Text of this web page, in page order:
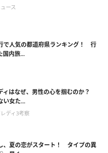
ース
で人気の都道府県ランキング！ 行
国内旅...
ィはなぜ、男性の心を掴むのか？
い女た...
ディ3考察
、夏の恋がスタート！ タイプの異